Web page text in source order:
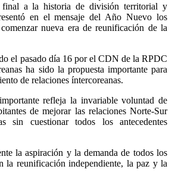
final a la historia de división territorial y
en el mensaje del Año Nuevo los
nueva era de reunificación de la
el pasado día 16 por el CDN de la RPDC
ha sido la propuesta importante para
de relaciones íntercoreanas.
refleja la invariable voluntad de
de mejorar las relaciones Norte-Sur
sin cuestionar todos los antecedentes
la aspiración y la demanda de todos los
la reunificación independiente, la paz y la